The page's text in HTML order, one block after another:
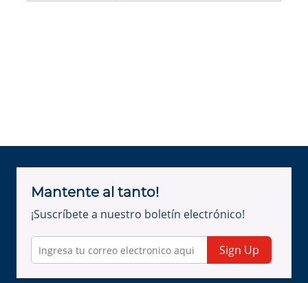
Mantente al tanto!
¡Suscríbete a nuestro boletín electrónico!
Sign Up